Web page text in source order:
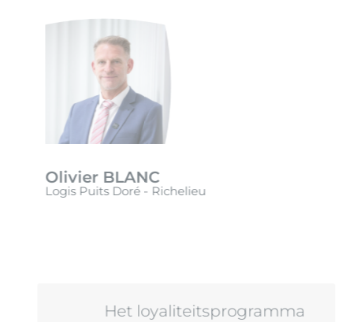
Olivier BLANC
Logis Puits Doré - Richelieu
Het loyaliteitsprogramma